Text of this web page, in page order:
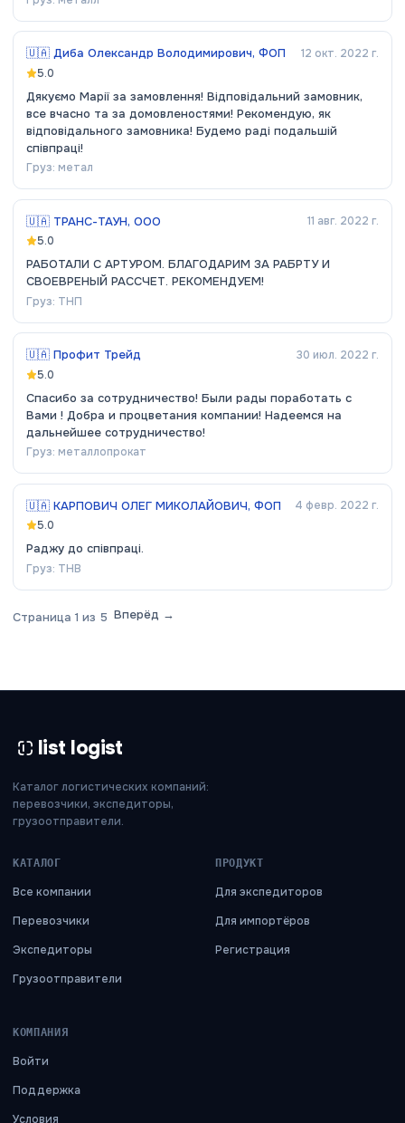
🇺🇦 Диба Олександр Володимирович, ФОП
12 окт. 2022 г.
5.0
Дякуємо Марії за замовлення! Відповідальний замовник,
все вчасно та за домовленостями! Рекомендую, як
відповідального замовника! Будемо раді подальшій
співпраці!
Груз: метал
🇺🇦 ТРАНС-ТАУН, ООО
11 авг. 2022 г.
5.0
РАБОТАЛИ С АРТУРОМ. БЛАГОДАРИМ ЗА РАБРТУ И
СВОЕВРЕНЫЙ РАССЧЕТ. РЕКОМЕНДУЕМ!
Груз: ТНП
🇺🇦 Профит Трейд
30 июл. 2022 г.
5.0
Спасибо за сотрудничество! Были рады поработать с
Вами ! Добра и процветания компании! Надеемся на
дальнейшее сотрудничество!
Груз: металлопрокат
🇺🇦 КАРПОВИЧ ОЛЕГ МИКОЛАЙОВИЧ, ФОП
4 февр. 2022 г.
5.0
Раджу до співпраці.
Груз: ТНВ
Страница 1 из 5 Вперёд →
list logist
Каталог логистических компаний:
перевозчики, экспедиторы,
грузоотправители.
КАТАЛОГ
Все компании
Перевозчики
Экспедиторы
Грузоотправители
ПРОДУКТ
Для экспедиторов
Для импортёров
Регистрация
КОМПАНИЯ
Войти
Поддержка
Условия